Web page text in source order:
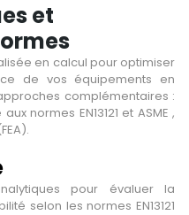
et
en calcul pour optimiser
de vos équipements en
complémentaires :
normes EN13121 et ASME ,
pour évaluer la
selon les normes EN13121